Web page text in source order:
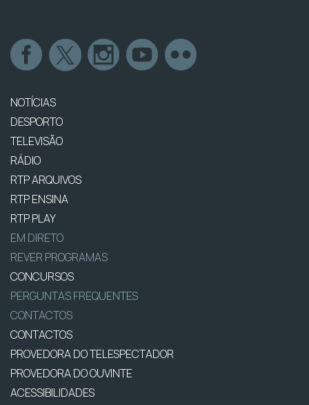
NOTÍCIAS
DESPORTO
TELEVISÃO
RÁDIO
RTP ARQUIVOS
RTP ENSINA
RTP PLAY
EM DIRETO
REVER PROGRAMAS
CONCURSOS
PERGUNTAS FREQUENTES
CONTACTOS
CONTACTOS
PROVEDORA DO TELESPECTADOR
PROVEDORA DO OUVINTE
ACESSIBILIDADES